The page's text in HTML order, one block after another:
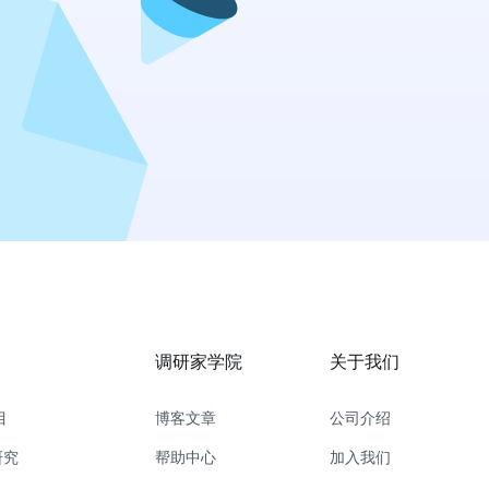
究
调研家学院
博客文章
帮助中心
关于我们
公司介绍
加入我们